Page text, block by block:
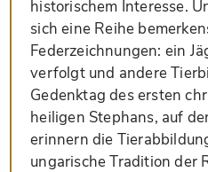
historischem Interesse.
sich eine Reihe
Federzeichnungen: ein
verfolgt und andere
Gedenktag des ersten
heiligen Stephans, auf
erinnern die
ungarische Tradition der